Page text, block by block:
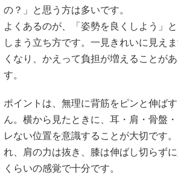
の？」と思う方は多いです。
よくあるのが、「姿勢を良くしよう」
しまう立ち方です。一見きれいに見え
くなり、かえって負担が増えることが
す。
ポイントは、無理に背筋をピンと伸ば
ん。横から見たときに、耳・肩・骨盤
レない位置を意識することが大切です
れ、肩の力は抜き、膝は伸ばし切らず
くらいの感覚で十分です。